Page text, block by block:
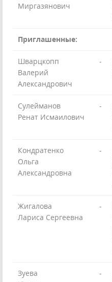
Миргазянович
Приглашенные:
Шварцкопп
Валерий
Александрович
-
Сулейманов
Ренат Исмаилович
-
Кондратенко
Ольга
Александровна
-
Жигалова
Лариса Сергеевна
-
Зуева
-